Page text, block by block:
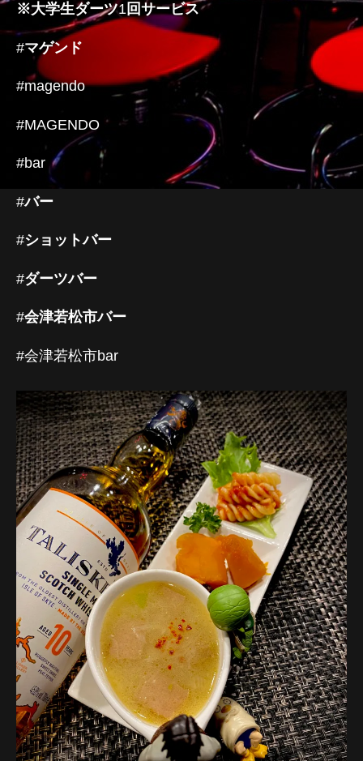
※大学生ダーツ1回サービス
#マゲンド
#magendo
#MAGENDO
#bar
#バー
#ショットバー
#ダーツバー
#会津若松市バー
#会津若松市bar